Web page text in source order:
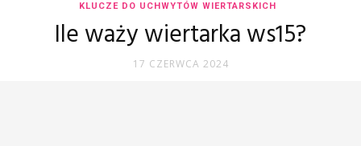
KLUCZE DO UCHWYTÓW WIERTARSKICH
Ile waży wiertarka ws15?
17 CZERWCA 2024